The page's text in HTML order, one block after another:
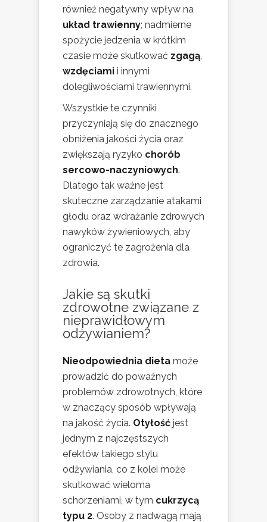
również negatywny wpływ na
układ trawienny; nadmierne
spożycie jedzenia w krótkim
czasie może skutkować zgagą
wzdęciami i innymi
dolegliwościami trawiennymi.
Wszystkie te czynniki
przyczyniają się do znacznego
obniżenia jakości życia oraz
zwiększają ryzyko chorób
sercowo-naczyniowych.
Dlatego tak ważne jest
skuteczne zarządzanie atakami
głodu oraz wdrażanie zdrowych
nawyków żywieniowych, aby
ograniczyć te zagrożenia dla
zdrowia.
Jakie są skutki
zdrowotne związane z
nieprawidłowym
odżywianiem?
Nieodpowiednia dieta może
prowadzić do poważnych
problemów zdrowotnych, które
w znaczący sposób wpływają
na jakość życia. Otyłość jest
jednym z najczęstszych
efektów takiego stylu
odżywiania, co z kolei może
skutkować wieloma
schorzeniami, w tym cukrzycą
typu 2. Osoby z nadwagą mają